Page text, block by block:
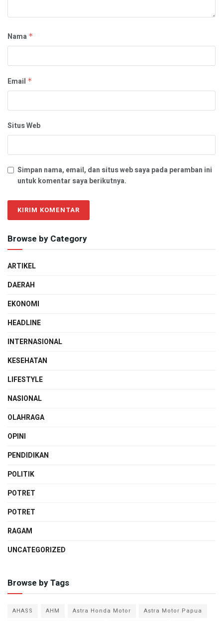
Nama *
Email *
Situs Web
Simpan nama, email, dan situs web saya pada peramban ini
untuk komentar saya berikutnya.
Browse by Category
ARTIKEL
DAERAH
EKONOMI
HEADLINE
INTERNASIONAL
KESEHATAN
LIFESTYLE
NASIONAL
OLAHRAGA
OPINI
PENDIDIKAN
POLITIK
POTRET
POTRET
RAGAM
UNCATEGORIZED
Browse by Tags
AHASS AHM Astra Honda Motor
Astra Motor Papua